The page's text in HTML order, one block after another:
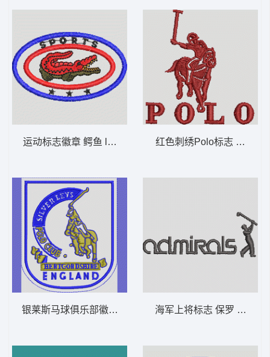
运动标志徽章 鳄鱼 lacoste 男
银莱斯马球俱乐部徽章 保罗 骑马 polo 男
红色刺绣Polo标志 保罗 骑
海军上将标志 保罗 骑马